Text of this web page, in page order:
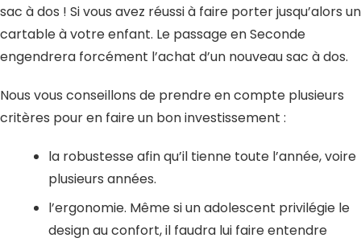
sac à dos ! Si vous avez réussi à faire porter jusqu’alors un
cartable à votre enfant. Le passage en Seconde
engendrera forcément l’achat d’un nouveau sac à dos.
Nous vous conseillons de prendre en compte plusieurs
critères pour en faire un bon investissement :
la robustesse afin qu’il tienne toute l’année, voire
plusieurs années.
l’ergonomie. Même si un adolescent privilégie le
design au confort, il faudra lui faire entendre